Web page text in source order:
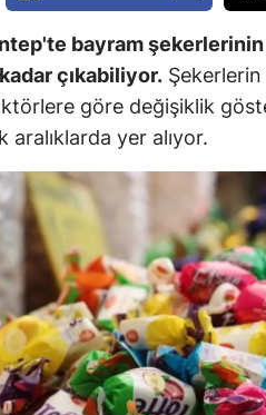
Çorum
Edirne
Elazığ
bayram
çıkabiliyor.
göre değişiklik
aralıklarda yer alıyor.